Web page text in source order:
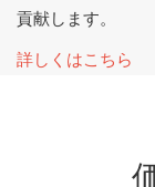
貢献します。
詳しくはこちら